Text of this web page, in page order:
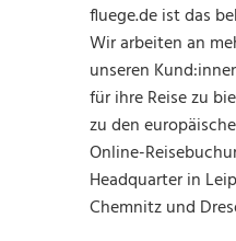
fluege.de ist das
Wir arbeiten an
unseren
für ihre Reise zu
zu den
Online-
Headquarter in
Chemnitz und